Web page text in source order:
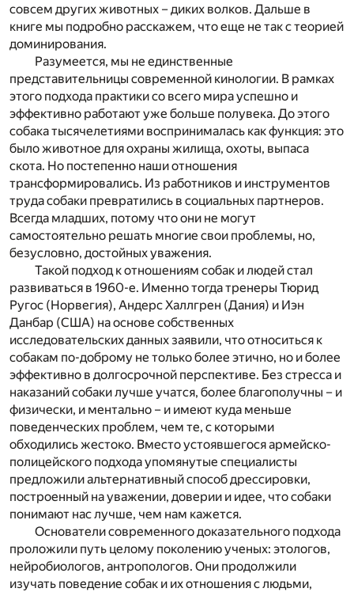
совсем других животных – диких волков. Дальше в
книге мы подробно расскажем, что еще не так с теорией
доминирования.
Разумеется, мы не единственные
представительницы современной кинологии. В рамках
этого подхода практики со всего мира успешно и
эффективно работают уже больше полувека. До этого
собака тысячелетиями воспринималась как функция: это
было животное для охраны жилища, охоты, выпаса
скота. Но постепенно наши отношения
трансформировались. Из работников и инструментов
труда собаки превратились в социальных партнеров.
Всегда младших, потому что они не могут
самостоятельно решать многие свои проблемы, но,
безусловно, достойных уважения.
Такой подход к отношениям собак и людей стал
развиваться в 1960-е. Именно тогда тренеры Тюрид
Ругос (Норвегия), Андерс Халлгрен (Дания) и Иэн
Данбар (США) на основе собственных
исследовательских данных заявили, что относиться к
собакам по-доброму не только более этично, но и более
эффективно в долгосрочной перспективе. Без стресса и
наказаний собаки лучше учатся, более благополучны – и
физически, и ментально – и имеют куда меньше
поведенческих проблем, чем те, с которыми
обходились жестоко. Вместо устоявшегося армейско-
полицейского подхода упомянутые специалисты
предложили альтернативный способ дрессировки,
построенный на уважении, доверии и идее, что собаки
понимают нас лучше, чем нам кажется.
Основатели современного доказательного подхода
проложили путь целому поколению ученых: этологов,
нейробиологов, антропологов. Они продолжили
изучать поведение собак и их отношения с людьми,